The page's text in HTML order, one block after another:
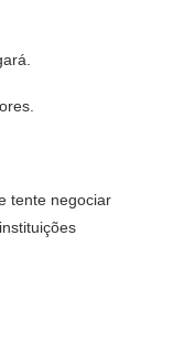
tente negociar